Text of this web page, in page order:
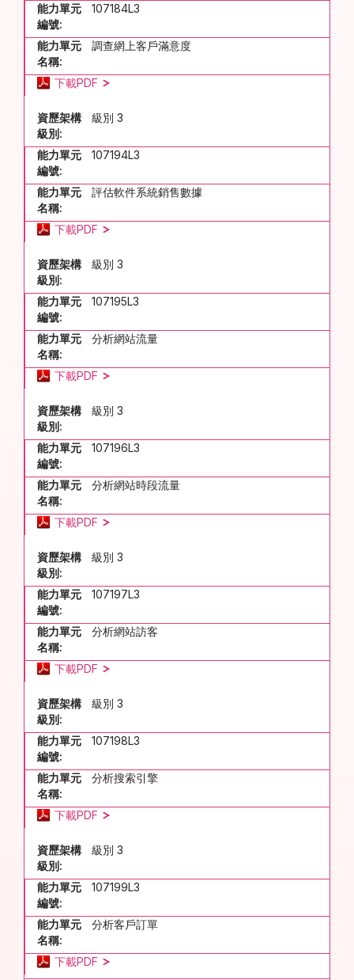
能力單元
編號:
107184L3
能力單元
名稱:
調查網上客戶滿意度
下載PDF
資歷架構
級別:
級別 3
能力單元
編號:
107194L3
能力單元
名稱:
評估軟件系統銷售數據
下載PDF
資歷架構
級別:
級別 3
能力單元
編號:
107195L3
能力單元
名稱:
分析網站流量
下載PDF
資歷架構
級別:
級別 3
能力單元
編號:
107196L3
能力單元
名稱:
分析網站時段流量
下載PDF
資歷架構
級別:
級別 3
能力單元
編號:
107197L3
能力單元
名稱:
分析網站訪客
下載PDF
資歷架構
級別:
級別 3
能力單元
編號:
107198L3
能力單元
名稱:
分析搜索引擎
下載PDF
資歷架構
級別:
級別 3
能力單元
編號:
107199L3
能力單元
名稱:
分析客戶訂單
下載PDF